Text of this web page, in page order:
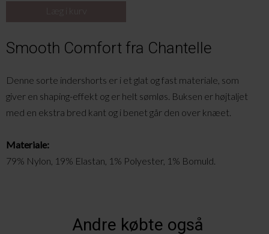
Smooth Comfort fra Chantelle
Denne sorte indershorts er i et glat og fast materiale, som
giver en shaping-effekt og er helt sømløs. Buksen er højtaljet
med en ekstra bred kant og i benet går den over knæet.
Materiale:
79% Nylon, 19% Elastan, 1% Polyester, 1% Bomuld.
Andre købte også